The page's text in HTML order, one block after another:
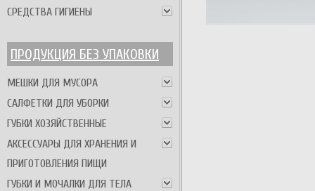
СРЕДСТВА ГИГИЕНЫ
ПРОДУКЦИЯ БЕЗ УПАКОВКИ
МЕШКИ ДЛЯ МУСОРА
САЛФЕТКИ ДЛЯ УБОРКИ
ГУБКИ ХОЗЯЙСТВЕННЫЕ
АКСЕССУАРЫ ДЛЯ ХРАНЕНИЯ И
ПРИГОТОВЛЕНИЯ ПИЩИ
ГУБКИ И МОЧАЛКИ ДЛЯ ТЕЛА